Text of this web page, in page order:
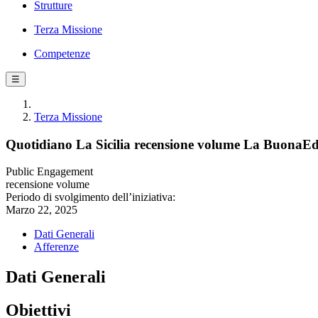
Strutture
Terza Missione
Competenze
☰
Terza Missione
Quotidiano La Sicilia recensione volume La
Public Engagement
recensione volume
Periodo di svolgimento dell’iniziativa:
Marzo 22, 2025
Dati Generali
Afferenze
Dati Generali
Obiettivi